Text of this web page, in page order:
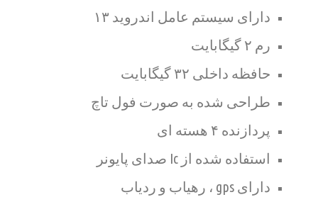
دارای سیستم عامل اندروید ۱۳
رم ۲ گیگابایت
حافظه داخلی ۳۲ گیگابایت
طراحی شده به صورت فول تاچ
پردازنده ۴ هسته ای
استفاده شده از Ic صدای پایونر
دارای gps ، رهیاب و ردیاب